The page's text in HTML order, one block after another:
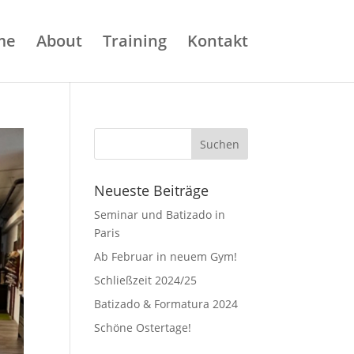
About Training Kontakt
Neueste Beiträge
Seminar und Batizado in
Paris
Ab Februar in neuem Gym!
Schließzeit 2024/25
Batizado & Formatura 2024
Schöne Ostertage!